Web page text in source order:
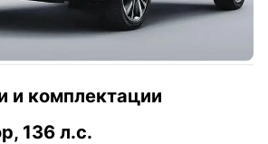
и комплектации
136 л.с.